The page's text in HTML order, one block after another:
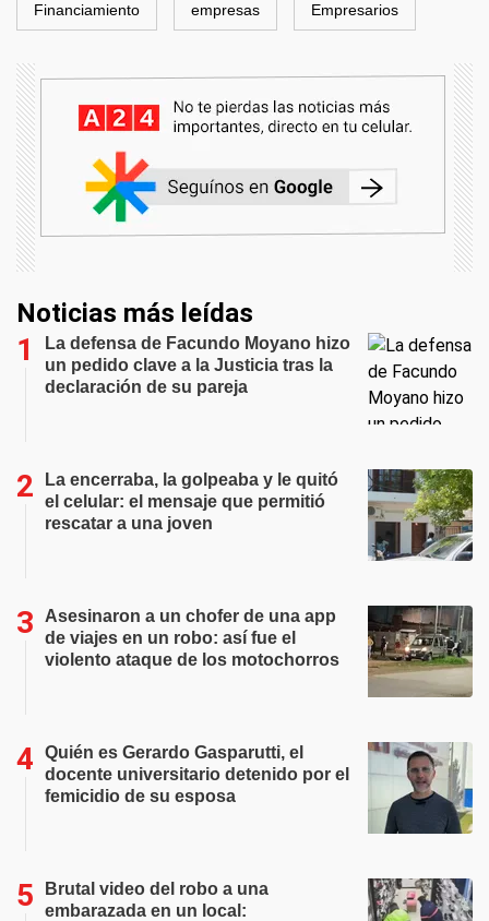
Financiamiento empresas Empresarios
Noticias más leídas
La defensa de Facundo Moyano hizo
un pedido clave a la Justicia tras la
declaración de su pareja
La encerraba, la golpeaba y le quitó
el celular: el mensaje que permitió
rescatar a una joven
Asesinaron a un chofer de una app
de viajes en un robo: así fue el
violento ataque de los motochorros
Quién es Gerardo Gasparutti, el
docente universitario detenido por el
femicidio de su esposa
Brutal video del robo a una
embarazada en un local: